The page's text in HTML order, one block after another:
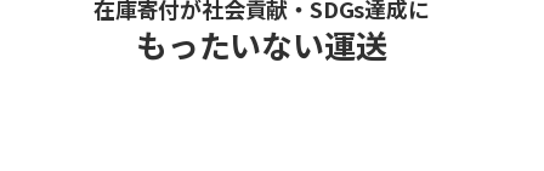
在庫寄付が社会貢献・SDGs達成に
もったいない運送